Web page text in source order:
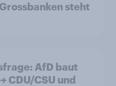
steht
AfD baut